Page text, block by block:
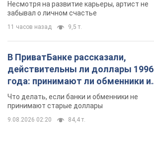
Несмотря на развитие карьеры, артист не
забывал о личном счастье
11 часов назад 9,5 т.
В ПриватБанке рассказали,
действительны ли доллары 1996
года: принимают ли обменники и
банки такие купюры
Что делать, если банки и обменники не
принимают старые доллары
9.08.2026 02:20 84,4 т.